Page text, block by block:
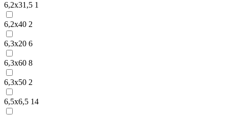
6,2х31,5 1
6,2х40 2
6,3х20 6
6,3х60 8
6,3х50 2
6,5х6,5 14